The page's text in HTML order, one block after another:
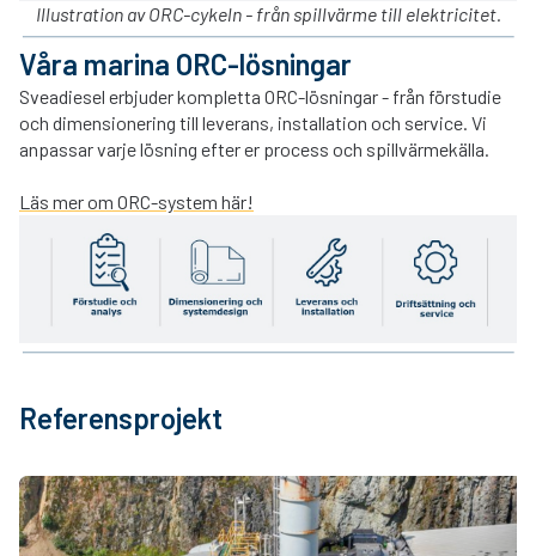
Illustration av ORC-cykeln - från spillvärme till elektricitet.
Våra marina ORC-lösningar
Sveadiesel erbjuder kompletta ORC-lösningar - från förstudie
och dimensionering till leverans, installation och service. Vi
anpassar varje lösning efter er process och spillvärmekälla.
Läs mer om ORC-system här!
Referensprojekt